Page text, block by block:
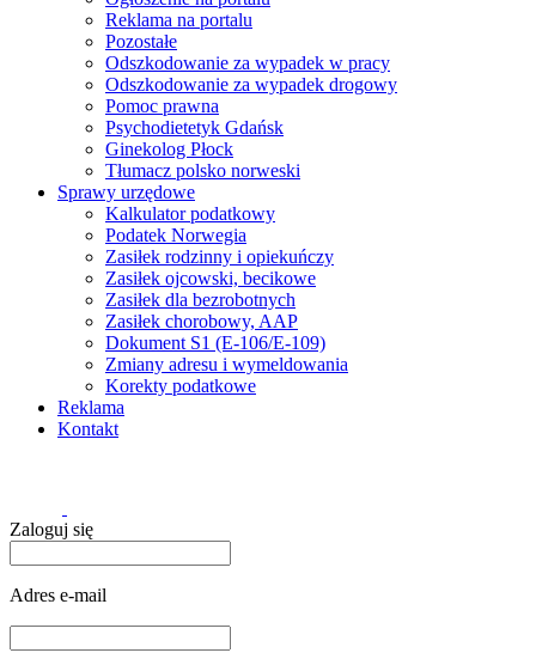
Reklama na portalu
Pozostałe
Odszkodowanie za wypadek w pracy
Odszkodowanie za wypadek drogowy
Pomoc prawna
Psychodietetyk Gdańsk
Ginekolog Płock
Tłumacz polsko norweski
Sprawy urzędowe
Kalkulator podatkowy
Podatek Norwegia
Zasiłek rodzinny i opiekuńczy
Zasiłek ojcowski, becikowe
Zasiłek dla bezrobotnych
Zasiłek chorobowy, AAP
Dokument S1 (E-106/E-109)
Zmiany adresu i wymeldowania
Korekty podatkowe
Reklama
Kontakt
Zaloguj się
Adres e-mail